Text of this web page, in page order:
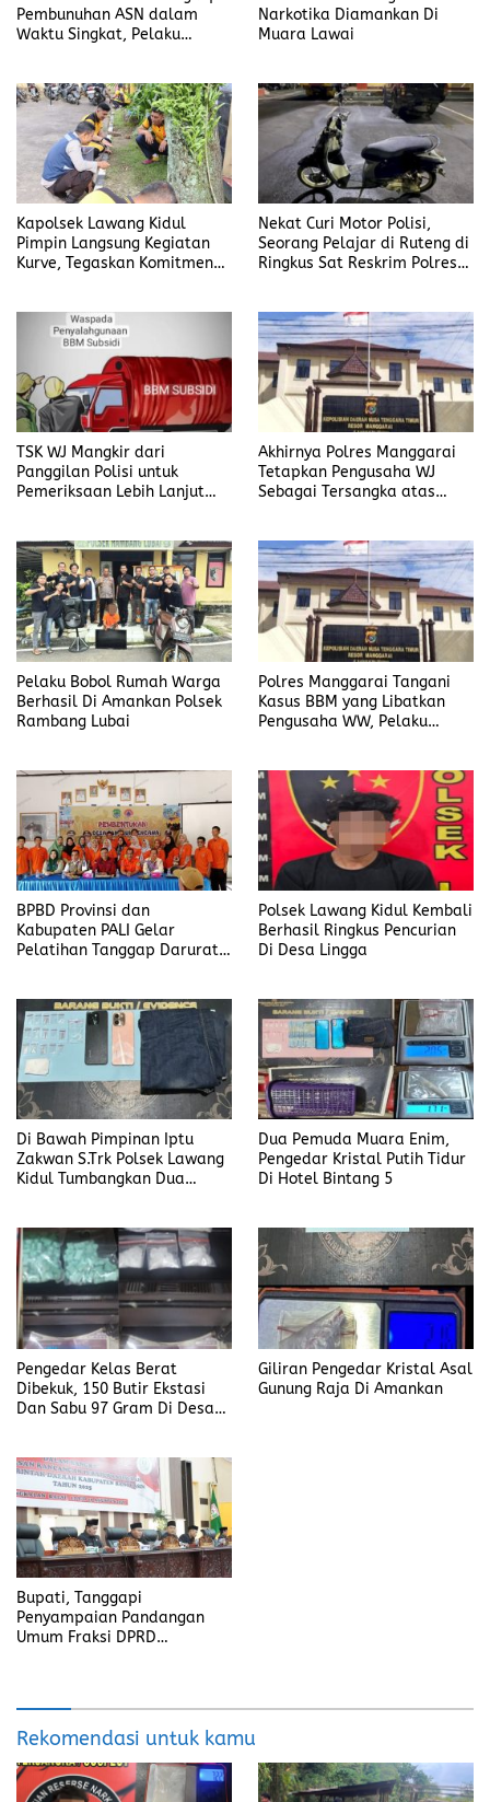
Pembunuhan ASN dalam
Waktu Singkat, Pelaku
Narkotika Diamankan Di
Muara Lawai
Kapolsek Lawang Kidul
Pimpin Langsung Kegiatan
Kurve, Tegaskan Komitmen
Nekat Curi Motor Polisi,
Seorang Pelajar di Ruteng di
Ringkus Sat Reskrim Polres
TSK WJ Mangkir dari
Panggilan Polisi untuk
Pemeriksaan Lebih Lanjut
Apa?
Akhirnya Polres Manggarai
Tetapkan Pengusaha WJ
Sebagai Tersangka atas
Pelaku Bobol Rumah Warga
Berhasil Di Amankan Polsek
Rambang Lubai
Polres Manggarai Tangani
Kasus BBM yang Libatkan
Pengusaha WW, Pelaku
BPBD Provinsi dan
Kabupaten PALI Gelar
Pelatihan Tanggap Darurat
Polsek Lawang Kidul Kembali
Berhasil Ringkus Pencurian
Di Desa Lingga
Di Bawah Pimpinan Iptu
Zakwan S.Trk Polsek Lawang
Kidul Tumbangkan Dua
Dua Pemuda Muara Enim,
Pengedar Kristal Putih Tidur
Di Hotel Bintang 5
Pengedar Kelas Berat
Dibekuk, 150 Butir Ekstasi
Dan Sabu 97 Gram Di Desa
Giliran Pengedar Kristal Asal
Gunung Raja Di Amankan
Bupati, Tanggapi
Penyampaian Pandangan
Umum Fraksi DPRD
Rekomendasi untuk kamu